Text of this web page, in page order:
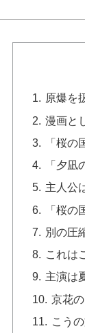
原爆を
漫画と
「桜の
「夕
主人公
「桜
別の圧
これは
主演は
京花
こう